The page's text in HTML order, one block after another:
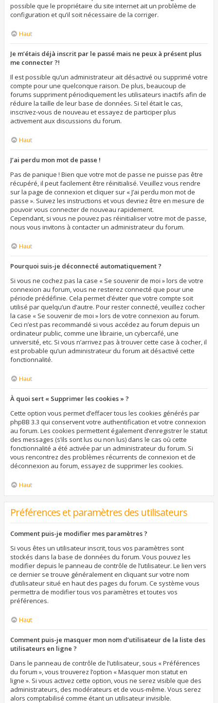
possible que le propriétaire du site internet ait un problème de
configuration et qu’il soit nécessaire de la corriger.
Haut
Je m’étais déjà inscrit par le passé mais ne peux à présent plus
me connecter ?!
Il est possible qu’un administrateur ait désactivé ou supprimé votre
compte pour une quelconque raison. De plus, beaucoup de
forums suppriment périodiquement les utilisateurs inactifs afin de
réduire la taille de leur base de données. Si tel était le cas,
inscrivez-vous de nouveau et essayez de participer plus
activement aux discussions du forum.
Haut
J’ai perdu mon mot de passe !
Pas de panique ! Bien que votre mot de passe ne puisse pas être
récupéré, il peut facilement être réinitialisé. Veuillez vous rendre
sur la page de connexion et cliquer sur « J’ai perdu mon mot de
passe ». Suivez les instructions et vous devriez être en mesure de
pouvoir vous connecter de nouveau rapidement.
Cependant, si vous ne pouvez pas réinitialiser votre mot de passe,
nous vous invitons à contacter un administrateur du forum.
Haut
Pourquoi suis-je déconnecté automatiquement ?
Si vous ne cochez pas la case « Se souvenir de moi » lors de votre
connexion au forum, vous ne resterez connecté que pour une
période prédéfinie. Cela permet d’éviter que votre compte soit
utilisé par quelqu’un d’autre. Pour rester connecté, veuillez cocher
la case « Se souvenir de moi » lors de votre connexion au forum.
Ceci n’est pas recommandé si vous accédez au forum depuis un
ordinateur public, comme une librairie, un cybercafé, une
université, etc. Si vous n’arrivez pas à trouver cette case à cocher, il
est probable qu’un administrateur du forum ait désactivé cette
fonctionnalité.
Haut
À quoi sert « Supprimer les cookies » ?
Cette option vous permet d’effacer tous les cookies générés par
phpBB 3.3 qui conservent votre authentification et votre connexion
au forum. Les cookies permettent également d’enregistrer le statut
des messages (s’ils sont lus ou non lus) dans le cas où cette
fonctionnalité a été activée par un administrateur du forum. Si
vous rencontrez des problèmes récurrents de connexion et de
déconnexion au forum, essayez de supprimer les cookies.
Haut
Préférences et paramètres des utilisateurs
Comment puis-je modifier mes paramètres ?
Si vous êtes un utilisateur inscrit, tous vos paramètres sont
stockés dans la base de données du forum. Vous pouvez les
modifier depuis le panneau de contrôle de l’utilisateur. Le lien vers
ce dernier se trouve généralement en cliquant sur votre nom
d’utilisateur situé en haut des pages du forum. Ce système vous
permettra de modifier tous vos paramètres et toutes vos
préférences.
Haut
Comment puis-je masquer mon nom d’utilisateur de la liste des
utilisateurs en ligne ?
Dans le panneau de contrôle de l’utilisateur, sous « Préférences
du forum », vous trouverez l’option « Masquer mon statut en
ligne ». Si vous activez cette option, vous ne serez visible que des
administrateurs, des modérateurs et de vous-même. Vous serez
alors comptabilisé comme étant un utilisateur invisible.